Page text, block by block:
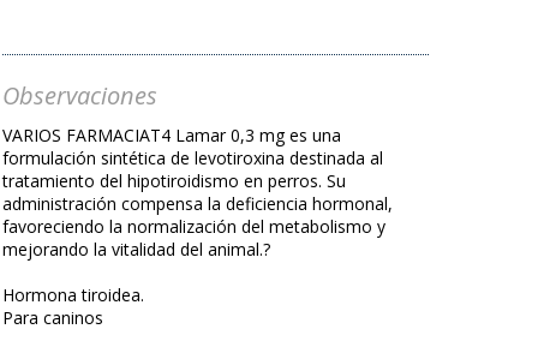
Observaciones
VARIOS FARMACIAT4 Lamar 0,3 mg es una
formulación sintética de levotiroxina destinada al
tratamiento del hipotiroidismo en perros. Su
administración compensa la deficiencia hormonal,
favoreciendo la normalización del metabolismo y
mejorando la vitalidad del animal.?
Hormona tiroidea.
Para caninos